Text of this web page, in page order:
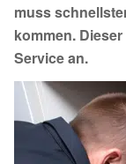
muss
kommen.
Service an.